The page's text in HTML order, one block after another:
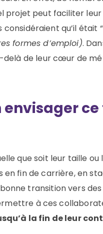
projet peut faciliter
considéraient qu’il
formes d’emploi).
delà de leur cœur de
que soit leur taille
fin de carrière, en
transition vers
à ces
la fin de leur